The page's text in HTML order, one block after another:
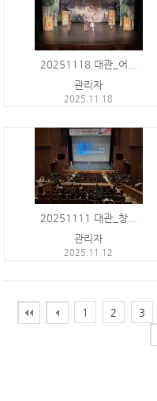
20251118 대관_어...
관리자
2025.11.18
20251111 대관_창...
관리자
2025.11.12
1 2 3